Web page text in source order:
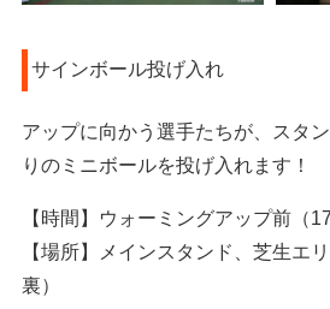
サインボール投げ入れ
アップに向かう選手たちが、スタ
りのミニボールを投げ入れます！
【時間】ウォーミングアップ前（
【場所】メインスタンド、芝生エ
裏）